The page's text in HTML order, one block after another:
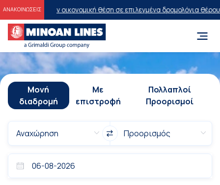
ΑΝΑΚΟΙΝΩΣΕΙΣ
οικονομική θέση σε επιλεγμένα δρομολόγια θέρους 2026
Μονή
διαδρομή
Με
επιστροφή
Πολλαπλοί
Προορισμοί